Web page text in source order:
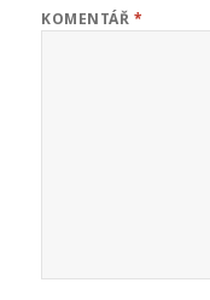
KOMENTÁŘ *